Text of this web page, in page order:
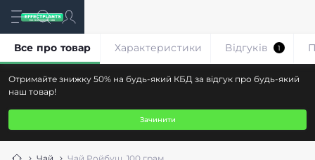
Отримайте знижку 50% на будь-який КБД за відгук про будь-який
наш товар!
Зачинити
Все про товар Характеристики Відгуків 1